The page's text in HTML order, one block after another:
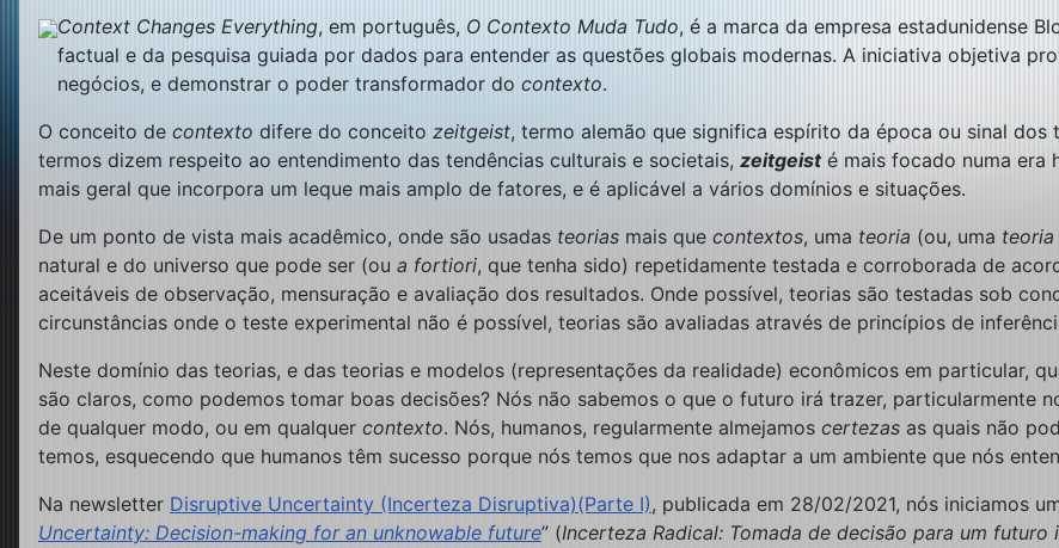
Context Changes Everything, em português, O Contexto Muda Tudo, é a marca da empresa estadunidense
factual e da pesquisa guiada por dados para entender as questões globais modernas. A iniciativa objetiva
negócios, e demonstrar o poder transformador do contexto.
O conceito de contexto difere do conceito zeitgeist, termo alemão que significa espírito da época ou sinal
termos dizem respeito ao entendimento das tendências culturais e societais, zeitgeisté mais focado numa era
mais geral que incorpora um leque mais amplo de fatores, e é aplicável a vários domínios e situações.
De um ponto de vista mais acadêmico, onde são usadas teorias mais que contextos, uma teoria (ou, uma
natural e do universo que pode ser (ou a fortiori, que tenha sido) repetidamente testada e corroborada de
aceitáveis de observação, mensuração e avaliação dos resultados. Onde possível, teorias são testadas sob
circunstâncias onde o teste experimental não é possível, teorias são avaliadas através de princípios de
Neste domínio das teorias, e das teorias e modelos (representações da realidade) econômicos em particular,
são claros, como podemos tomar boas decisões? Nós não sabemos o que o futuro irá trazer, particularmente
de qualquer modo, ou em qualquer contexto. Nós, humanos, regularmente almejamos certezas as quais não
temos, esquecendo que humanos têm sucesso porque nós temos que nos adaptar a um ambiente que nós
Na newsletter Disruptive Uncertainty (Incerteza Disruptiva)(Parte I), publicada em 28/02/2021, nós iniciamos
Uncertainty: Decision-making for an unknowable future” (Incerteza Radical: Tomada de decisão para um futuro